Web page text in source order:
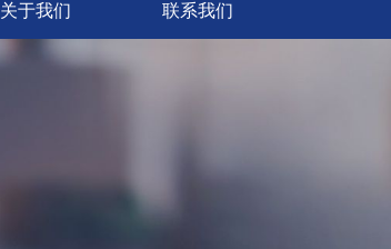
关于我们 联系我们